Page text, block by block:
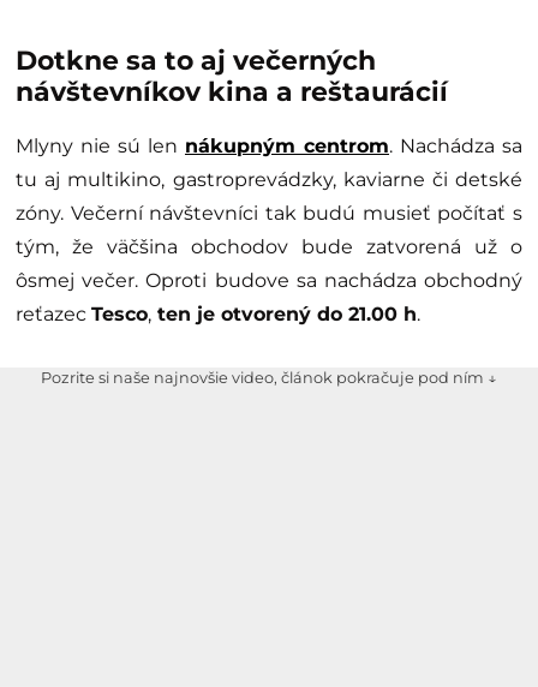
Dotkne sa to aj večerných
návštevníkov kina a reštaurácií
Mlyny nie sú len nákupným centrom. Nachádza sa
tu aj multikino, gastroprevádzky, kaviarne či detské
zóny. Večerní návštevníci tak budú musieť počítať s
tým, že väčšina obchodov bude zatvorená už o
ôsmej večer. Oproti budove sa nachádza obchodný
reťazec Tesco, ten je otvorený do 21.00 h.
Pozrite si naše najnovšie video, článok pokračuje pod ním ↓